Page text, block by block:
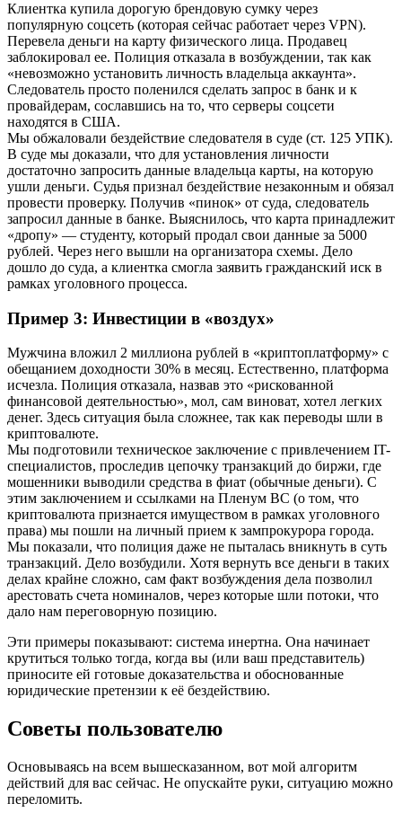
Клиентка купила дорогую брендовую сумку через
популярную соцсеть (которая сейчас работает через VPN).
Перевела деньги на карту физического лица. Продавец
заблокировал ее. Полиция отказала в возбуждении, так как
«невозможно установить личность владельца аккаунта».
Следователь просто поленился сделать запрос в банк и к
провайдерам, сославшись на то, что серверы соцсети
находятся в США.
Мы обжаловали бездействие следователя в суде (ст. 125 УПК).
В суде мы доказали, что для установления личности
достаточно запросить данные владельца карты, на которую
ушли деньги. Судья признал бездействие незаконным и обязал
провести проверку. Получив «пинок» от суда, следователь
запросил данные в банке. Выяснилось, что карта принадлежит
«дропу» — студенту, который продал свои данные за 5000
рублей. Через него вышли на организатора схемы. Дело
дошло до суда, а клиентка смогла заявить гражданский иск в
рамках уголовного процесса.
Пример 3: Инвестиции в «воздух»
Мужчина вложил 2 миллиона рублей в «криптоплатформу» с
обещанием доходности 30% в месяц. Естественно, платформа
исчезла. Полиция отказала, назвав это «рискованной
финансовой деятельностью», мол, сам виноват, хотел легких
денег. Здесь ситуация была сложнее, так как переводы шли в
криптовалюте.
Мы подготовили техническое заключение с привлечением IT-
специалистов, проследив цепочку транзакций до биржи, где
мошенники выводили средства в фиат (обычные деньги). С
этим заключением и ссылками на Пленум ВС (о том, что
криптовалюта признается имуществом в рамках уголовного
права) мы пошли на личный прием к зампрокурора города.
Мы показали, что полиция даже не пыталась вникнуть в суть
транзакций. Дело возбудили. Хотя вернуть все деньги в таких
делах крайне сложно, сам факт возбуждения дела позволил
арестовать счета номиналов, через которые шли потоки, что
дало нам переговорную позицию.
Эти примеры показывают: система инертна. Она начинает
крутиться только тогда, когда вы (или ваш представитель)
приносите ей готовые доказательства и обоснованные
юридические претензии к её бездействию.
Советы пользователю
Основываясь на всем вышесказанном, вот мой алгоритм
действий для вас сейчас. Не опускайте руки, ситуацию можно
переломить.